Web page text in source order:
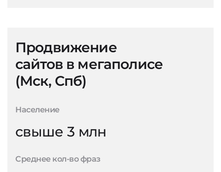
Продвижение
сайтов в мегаполисе
(Мск, Спб)
Население
свыше 3 млн
Среднее кол-во фраз